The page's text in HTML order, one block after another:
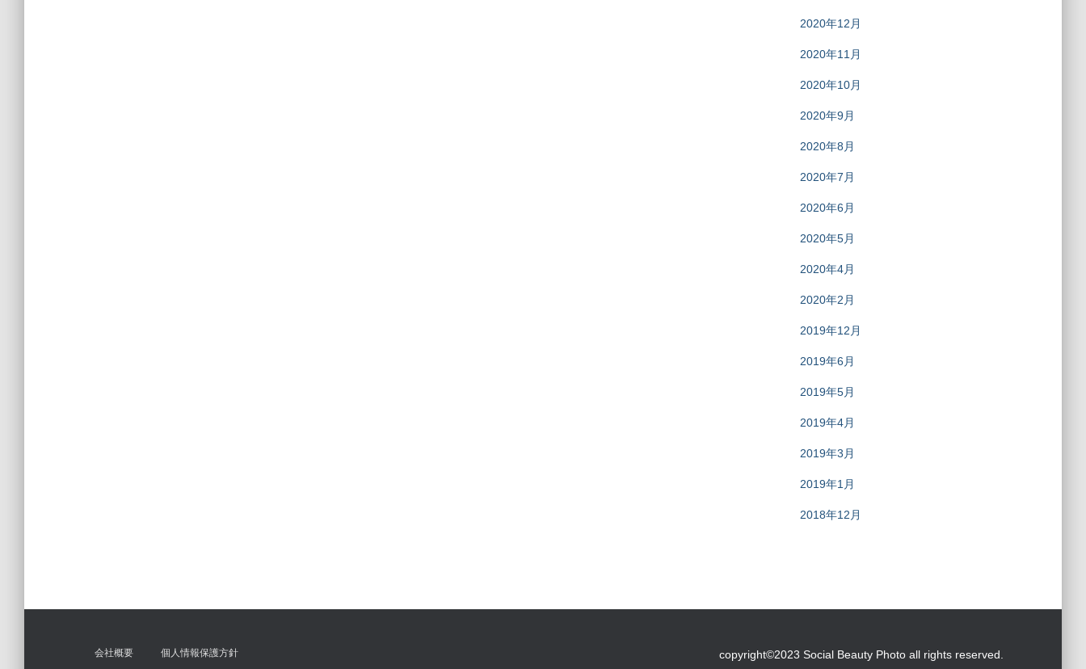
2020年12月
2020年11月
2020年10月
2020年9月
2020年8月
2020年7月
2020年6月
2020年5月
2020年4月
2020年2月
2019年12月
2019年6月
2019年5月
2019年4月
2019年3月
2019年1月
2018年12月
会社概要 個人情報保護方針 copyright©2023 Social Beauty Photo all rights reserved.